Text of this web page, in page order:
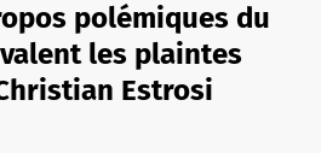
polémiques du
les plaintes
Estrosi